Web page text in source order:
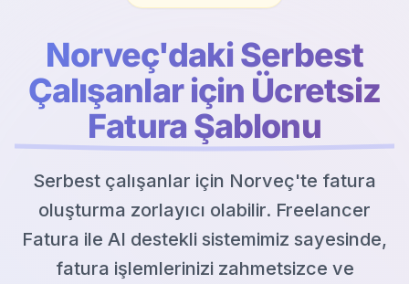
Norveç'daki Serbest
Çalışanlar için Ücretsiz
Fatura Şablonu
Serbest çalışanlar için Norveç'te fatura
oluşturma zorlayıcı olabilir. Freelancer
Fatura ile AI destekli sistemimiz sayesinde,
fatura işlemlerinizi zahmetsizce ve